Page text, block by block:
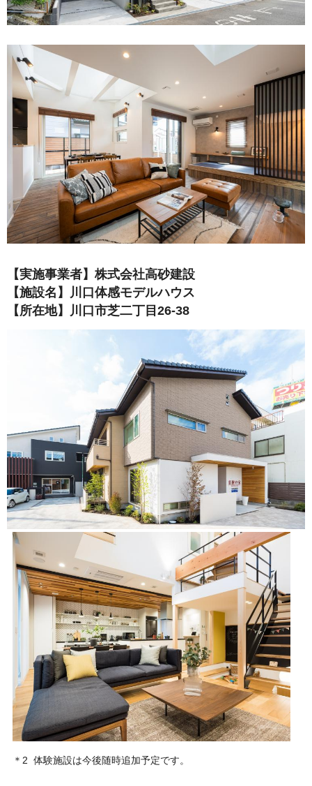
【実施事業者】株式会社高砂建設
【施設名】川口体感モデルハウス
【所在地】川口市芝二丁目26-38
＊2 体験施設は今後随時追加予定です。